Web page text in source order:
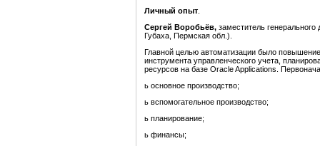
Личный опыт
Сергей Воробьёв, заместитель
Губаха, Пермская обл.).
Главной целью автоматизации было
инструмента управленческого учета,
ресурсов на базе Oracle Applications.
ь основное производство;
ь вспомогательное производство;
ь планирование;
ь финансы;